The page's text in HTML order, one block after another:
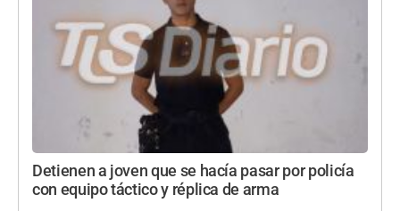
Detienen a joven que se hacía pasar por policía
con equipo táctico y réplica de arma